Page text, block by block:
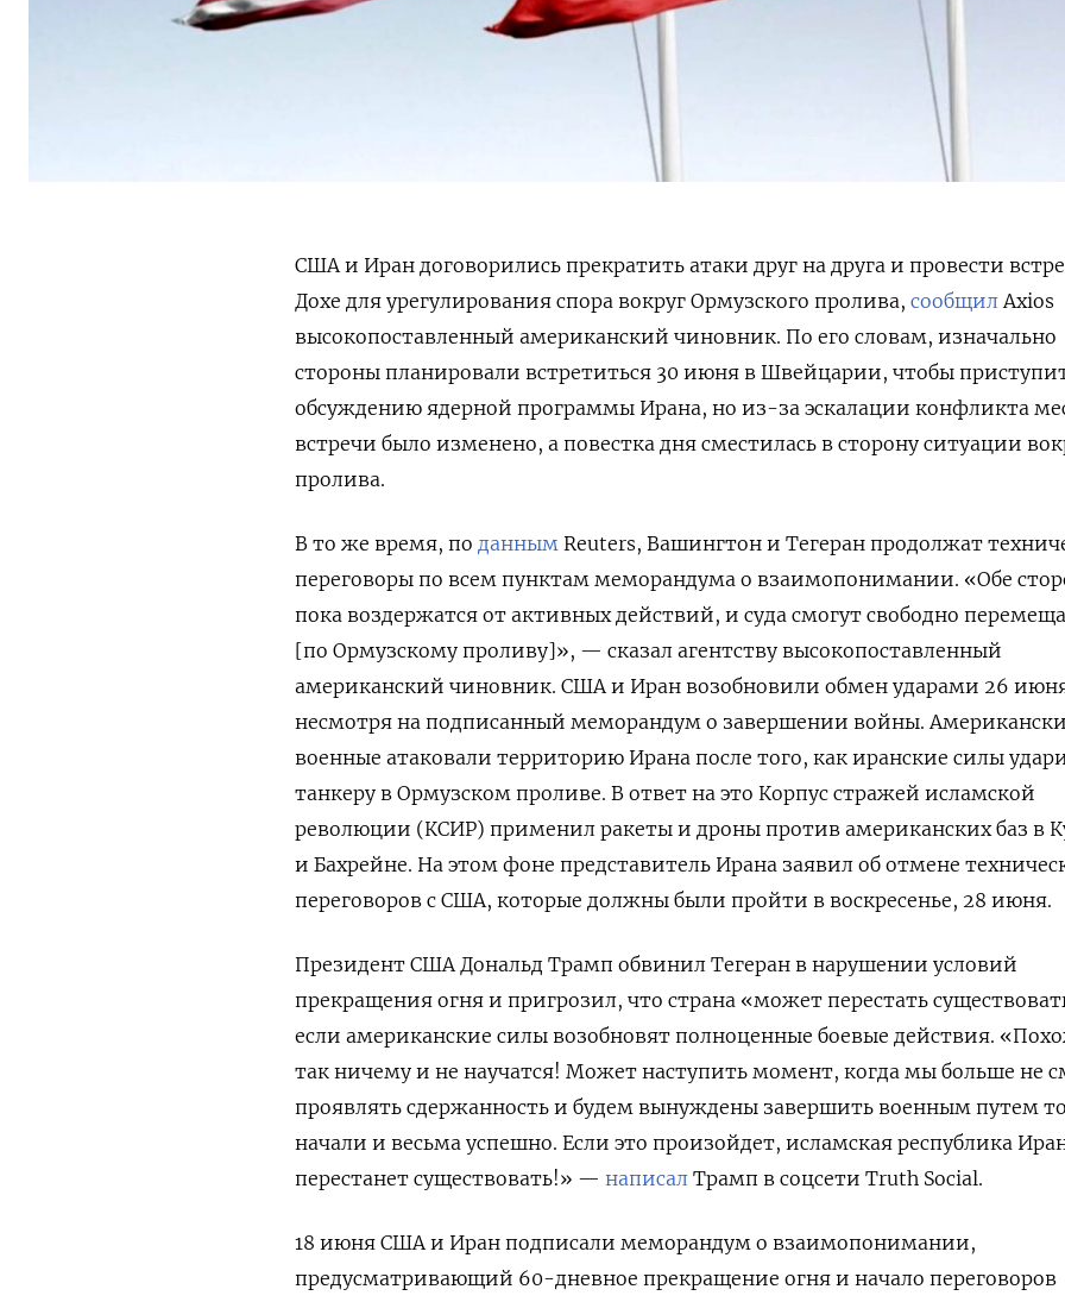
США и Иран договорились прекратить атаки друг на друга и провести
Дохе для урегулирования спора вокруг Ормузского пролива, сообщил Axios
высокопоставленный американский чиновник. По его словам, изначально
стороны планировали встретиться 30 июня в Швейцарии, чтобы
обсуждению ядерной программы Ирана, но из-за эскалации конфликта
встречи было изменено, а повестка дня сместилась в сторону ситуации
пролива.
В то же время, по данным Reuters, Вашингтон и Тегеран продолжат
переговоры по всем пунктам меморандума о взаимопонимании. «Обе
пока воздержатся от активных действий, и суда смогут свободно
[по Ормузскому проливу]», — сказал агентству высокопоставленный
американский чиновник. США и Иран возобновили обмен ударами 26
несмотря на подписанный меморандум о завершении войны.
военные атаковали территорию Ирана после того, как иранские силы
танкеру в Ормузском проливе. В ответ на это Корпус стражей исламской
революции (КСИР) применил ракеты и дроны против американских баз в
и Бахрейне. На этом фоне представитель Ирана заявил об отмене
переговоров с США, которые должны были пройти в воскресенье, 28 июня.
Президент США Дональд Трамп обвинил Тегеран в нарушении условий
прекращения огня и пригрозил, что страна «может перестать
если американские силы возобновят полноценные боевые действия.
так ничему и не научатся! Может наступить момент, когда мы больше не
проявлять сдержанность и будем вынуждены завершить военным путем
начали и весьма успешно. Если это произойдет, исламская республика
перестанет существовать!» — написал Трамп в соцсети Truth Social.
18 июня США и Иран подписали меморандум о взаимопонимании,
предусматривающий 60-дневное прекращение огня и начало переговоров